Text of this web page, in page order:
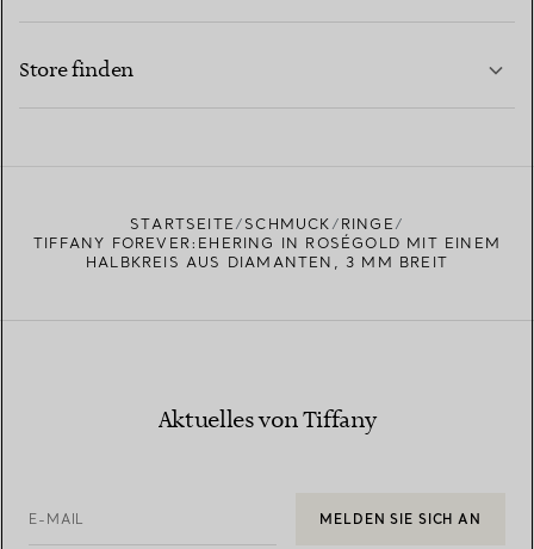
Store finden
STARTSEITE SCHMUCK
RINGE
TIFFANY FOREVER:EHERING IN ROSÉGOLD MIT EINEM
HALBKREIS AUS DIAMANTEN, 3 MM BREIT
Aktuelles von Tiffany
E-MAIL MELDEN SIE SICH AN